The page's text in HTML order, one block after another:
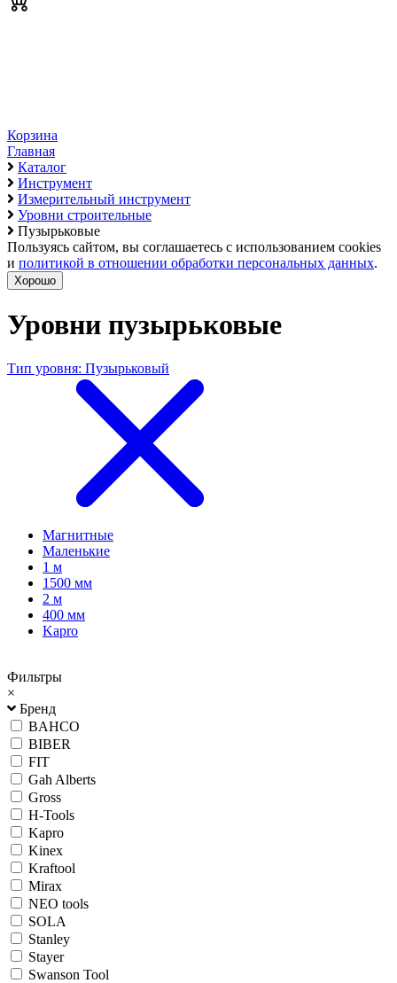
Корзина
Главная
Каталог
Инструмент
Измерительный инструмент
Уровни строительные
Пузырьковые
Пользуясь сайтом, вы соглашаетесь с использованием cookies
и политикой в отношении обработки персональных данных.
Хорошо
Уровни пузырьковые
Тип уровня: Пузырьковый
Магнитные
Маленькие
1 м
1500 мм
2 м
400 мм
Kapro
Фильтры
×
Бренд
BAHCO
BIBER
FIT
Gah Alberts
Gross
H-Tools
Kapro
Kinex
Kraftool
Mirax
NEO tools
SOLA
Stanley
Stayer
Swanson Tool